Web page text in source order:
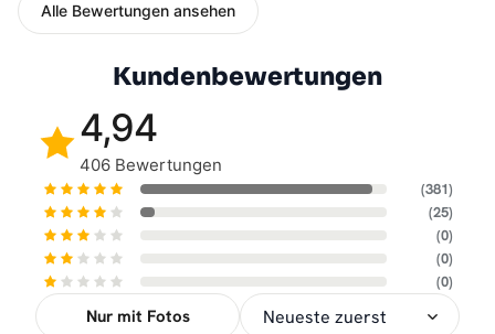
Alle Bewertungen ansehen
Kundenbewertungen
4,94
406 Bewertungen
(381)
(25)
(0)
(0)
(0)
Nur mit Fotos